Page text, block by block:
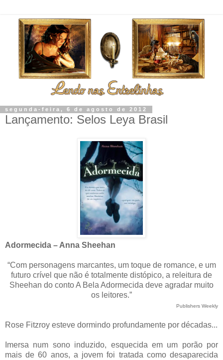
segunda-feira, 6 de agosto de 2012
Lançamento: Selos Leya Brasil
Adormecida – Anna Sheehan
“Com personagens marcantes, um toque de romance, e um
futuro crível que não é totalmente distópico, a releitura de
Sheehan do conto A Bela Adormecida deve agradar muito
os leitores.”
Publishers Weekly
Rose Fitzroy esteve dormindo profundamente por décadas...
Imersa num sono induzido, esquecida em um porão por
mais de 60 anos, a jovem foi tratada como desaparecida